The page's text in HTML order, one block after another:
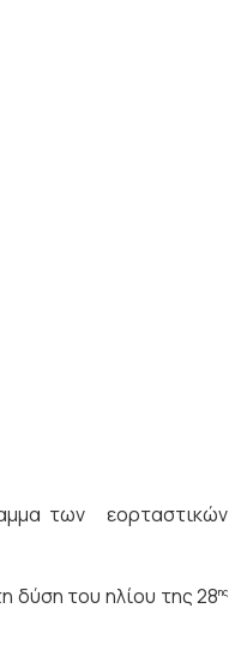
των εορταστικών
δύση του ηλίου της 28ης